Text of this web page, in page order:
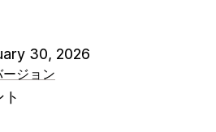
30, 2026
ジョン